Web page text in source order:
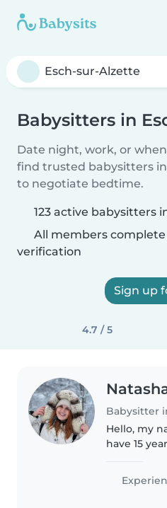
Babysitters in
Date night, work, or
find trusted babysitters
to negotiate bedtime.
123 active babysitters
All members
verification
Sign up
4.7 / 5
Hello, my
have 15
ages, if
an